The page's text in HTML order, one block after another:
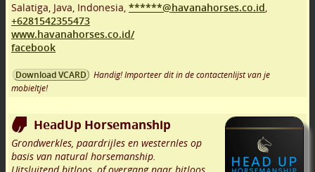
Salatiga, Java, Indonesia, ******@havanahorses.co.id,
+6281542355473
www.havanahorses.co.id/
facebook
Download VCARD
Handig! Importeer dit in de contactenlijst van je
mobieltje!
HeadUp Horsemanship
Grondwerkles, paardrijles en westernles op
basis van natural horsemanship.